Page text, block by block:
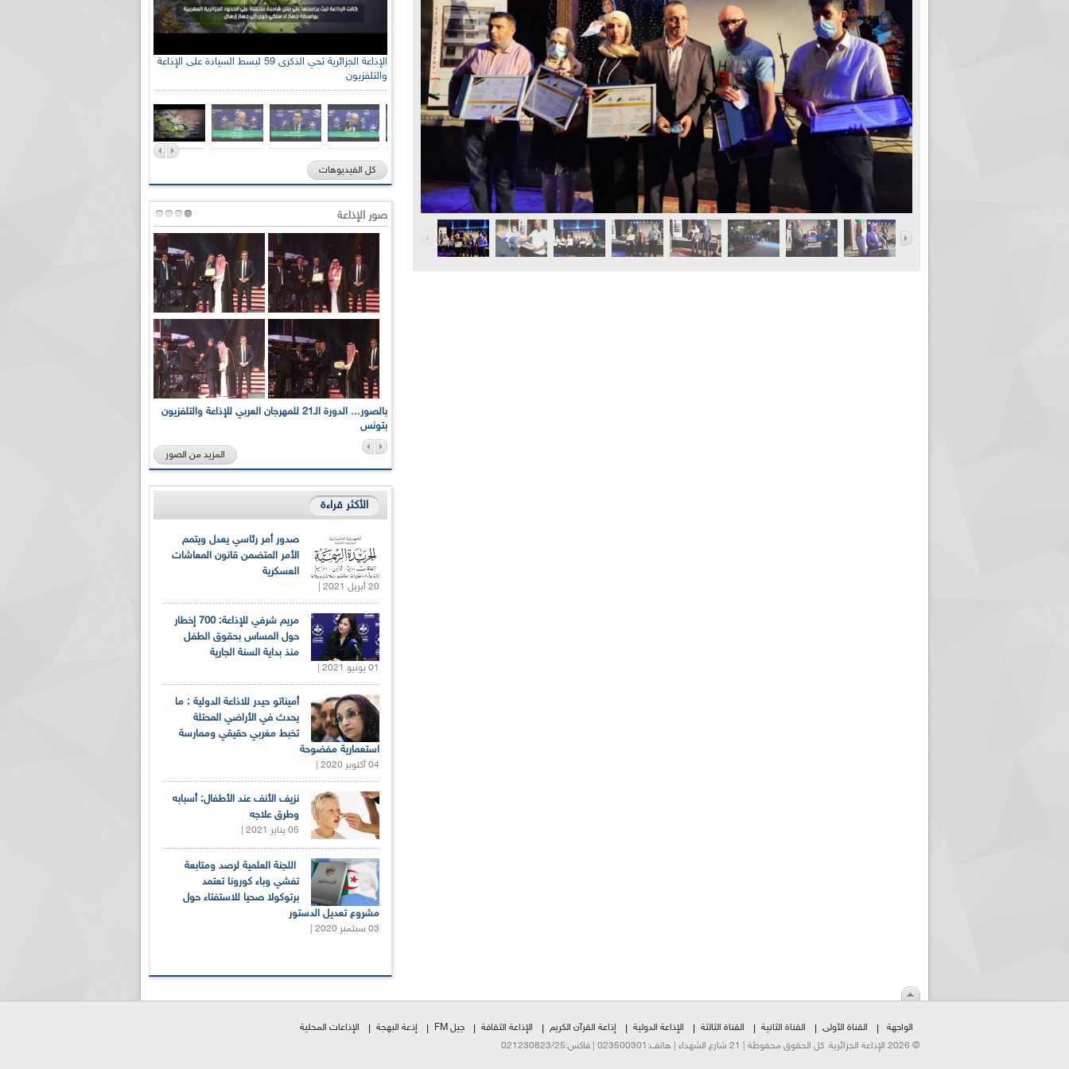
الإذاعة الجزائرية تحي الذكرى 59 لبسط السيادة على الإذاعة
والتلفزيون
كل الفيديوهات
صور الإذاعة
بالصور... الدورة الـ21 للمهرجان العربي للإذاعة والتلفزيون
بتونس
المزيد من الصور
الأكثر قراءة
صدور أمر رئاسي يعدل ويتمم
الأمر المتضمن قانون المعاشات
العسكرية
20 أبريل 2021 |
مريم شرفي للإذاعة: 700 إخطار
حول المساس بحقوق الطفل
منذ بداية السنة الجارية
01 يونيو 2021 |
أميناتو حيدر للاذاعة الدولية : ما
يحدث في الأراضي المحتلة
تخبط مغربي حقيقي وممارسة
استعمارية مفضوحة
04 أكتوبر 2020 |
نزيف الأنف عند الأطفال: أسبابه
وطرق علاجه
05 يناير 2021 |
اللجنة العلمية لرصد ومتابعة
تفشي وباء كورونا تعتمد
برتوكولا صحيا للاستفتاء حول
مشروع تعديل الدستور
03 سبتمبر 2020 |
الواجهة القناة الأولى القناة الثانية القناة الثالثة الإذاعة الدولية إذاعة القرآن الكريم الإذاعة الثقافة جيل FM إذعة البهجة
الإذاعات المحلية
© 2026 الإذاعة الجزائرية. كل الحقوق محفوظة | 21 شارع الشهداء | هاتف:023500301 | فاكس:021230823/25